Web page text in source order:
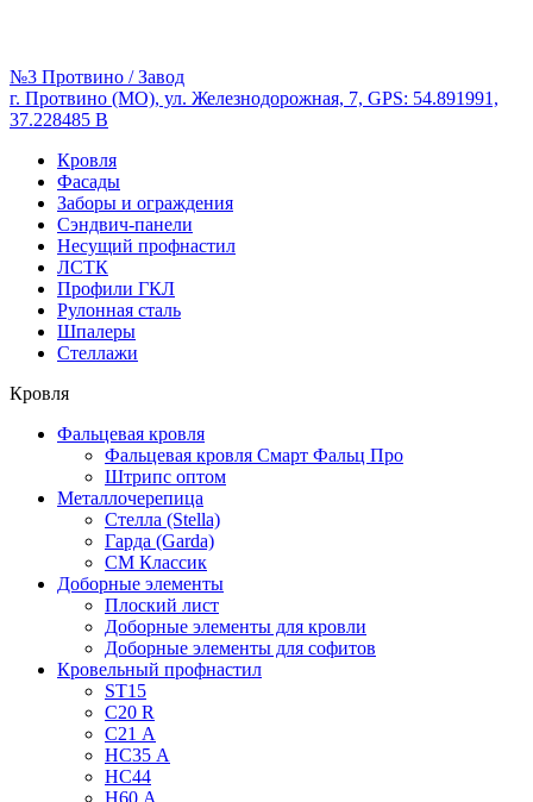
№3 Протвино / Завод
г. Протвино (МО), ул. Железнодорожная, 7, GPS: 54.891991,
37.228485 В
Кровля
Фасады
Заборы и ограждения
Сэндвич-панели
Несущий профнастил
ЛСТК
Профили ГКЛ
Рулонная сталь
Шпалеры
Стеллажи
Кровля
Фальцевая кровля
Фальцевая кровля Смарт Фальц Про
Штрипс оптом
Металлочерепица
Стелла (Stella)
Гарда (Garda)
СМ Классик
Доборные элементы
Плоский лист
Доборные элементы для кровли
Доборные элементы для софитов
Кровельный профнастил
ST15
С20 R
C21 А
НС35 А
НС44